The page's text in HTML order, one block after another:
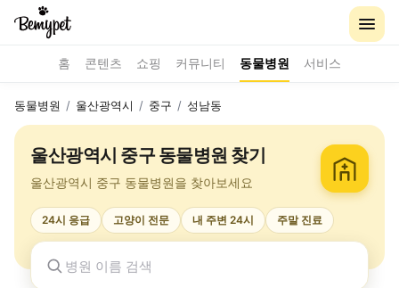
홈 콘텐츠 쇼핑 커뮤니티 동물병원 서비스
동물병원 / 울산광역시 / 중구 / 성남동
울산광역시 중구 동물병원 찾기
울산광역시 중구 동물병원을 찾아보세요
24시 응급 고양이 전문 내 주변 24시 주말 진료